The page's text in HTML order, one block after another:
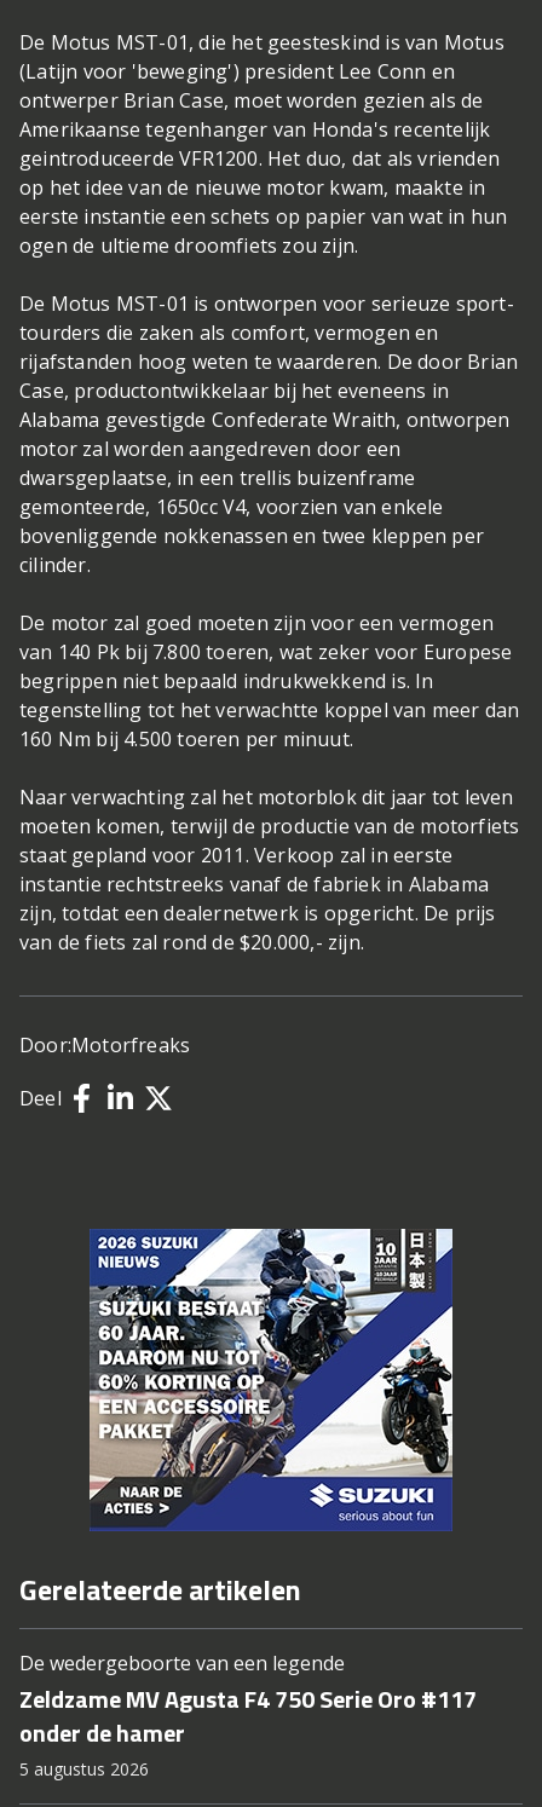
De Motus MST-01, die het geesteskind is van Motus
(Latijn voor 'beweging') president Lee Conn en
ontwerper Brian Case, moet worden gezien als de
Amerikaanse tegenhanger van Honda's recentelijk
geintroduceerde VFR1200. Het duo, dat als vrienden
op het idee van de nieuwe motor kwam, maakte in
eerste instantie een schets op papier van wat in hun
ogen de ultieme droomfiets zou zijn.
De Motus MST-01 is ontworpen voor serieuze sport-
tourders die zaken als comfort, vermogen en
rijafstanden hoog weten te waarderen. De door Brian
Case, productontwikkelaar bij het eveneens in
Alabama gevestigde Confederate Wraith, ontworpen
motor zal worden aangedreven door een
dwarsgeplaatse, in een trellis buizenframe
gemonteerde, 1650cc V4, voorzien van enkele
bovenliggende nokkenassen en twee kleppen per
cilinder.
De motor zal goed moeten zijn voor een vermogen
van 140 Pk bij 7.800 toeren, wat zeker voor Europese
begrippen niet bepaald indrukwekkend is. In
tegenstelling tot het verwachtte koppel van meer dan
160 Nm bij 4.500 toeren per minuut.
Naar verwachting zal het motorblok dit jaar tot leven
moeten komen, terwijl de productie van de motorfiets
staat gepland voor 2011. Verkoop zal in eerste
instantie rechtstreeks vanaf de fabriek in Alabama
zijn, totdat een dealernetwerk is opgericht. De prijs
van de fiets zal rond de $20.000,- zijn.
Door:Motorfreaks
Deel
Gerelateerde artikelen
De wedergeboorte van een legende
Zeldzame MV Agusta F4 750 Serie Oro #117
onder de hamer
5 augustus 2026